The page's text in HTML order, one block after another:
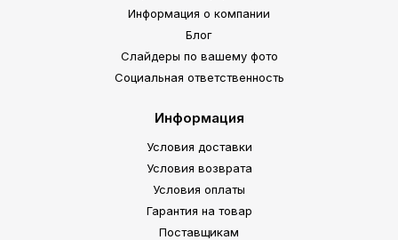
Информация о компании
Блог
Слайдеры по вашему фото
Социальная ответственность
Информация
Условия доставки
Условия возврата
Условия оплаты
Гарантия на товар
Поставщикам